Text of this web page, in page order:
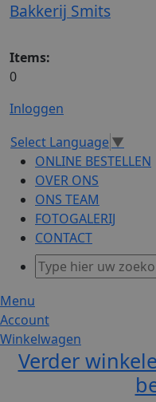
Bakkerij Smits
Items:
0
Inloggen
Select Language▼
ONLINE BESTELLEN
OVER ONS
ONS TEAM
FOTOGALERIJ
CONTACT
Menu
Account
Winkelwagen
Verder